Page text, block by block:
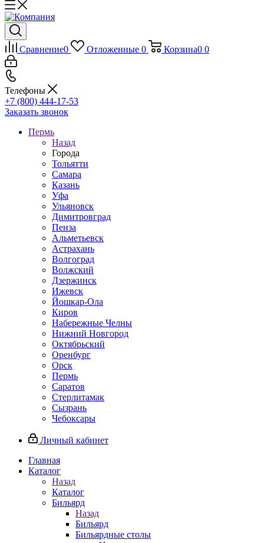
Сравнение0 Отложенные 0 Корзина0 0
Телефоны
+7 (800) 444-17-53
Заказать звонок
Пермь
Назад
Города
Тольятти
Самара
Казань
Уфа
Ульяновск
Димитровград
Пенза
Альметьевск
Астрахань
Волгоград
Волжский
Дзержинск
Ижевск
Йошкар-Ола
Киров
Набережные Челны
Нижний Новгород
Октябрьский
Оренбург
Орск
Пермь
Саратов
Стерлитамак
Сызрань
Чебоксары
Личный кабинет
Главная
Каталог
Назад
Каталог
Бильярд
Назад
Бильярд
Бильярдные столы